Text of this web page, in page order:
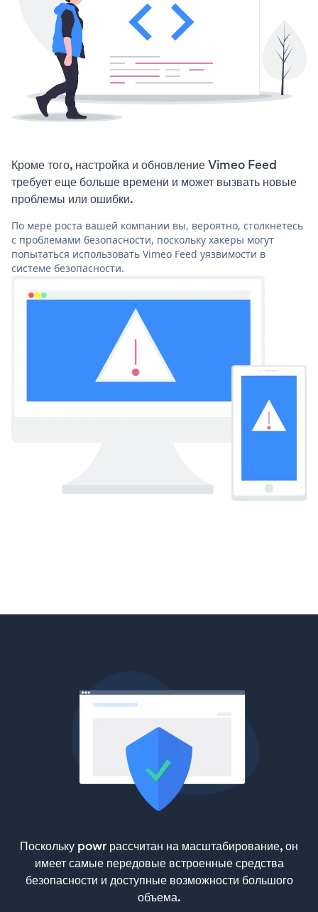
Кроме того, настройка и обновление Vimeo Feed
требует еще больше времени и может вызвать новые
проблемы или ошибки.
По мере роста вашей компании вы, вероятно, столкнетесь
с проблемами безопасности, поскольку хакеры могут
попытаться использовать Vimeo Feed уязвимости в
системе безопасности.
Поскольку powr рассчитан на масштабирование, он
имеет самые передовые встроенные средства
безопасности и доступные возможности большого
объема.